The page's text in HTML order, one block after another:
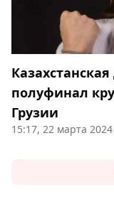
полуфинал
Грузии
15:17, 22 марта 2024